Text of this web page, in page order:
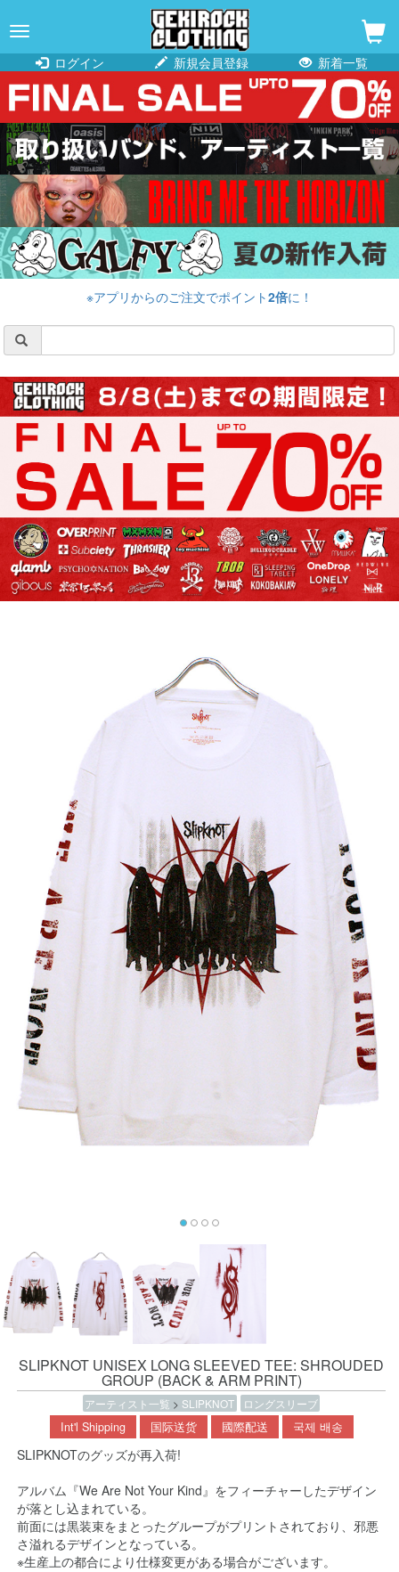
navigation
ログイン
新規会員登録 新着一覧
※アプリからのご注文でポイント2倍に！
SLIPKNOT UNISEX LONG SLEEVED TEE: SHROUDED
GROUP (BACK & ARM PRINT)
アーティスト一覧 > SLIPKNOT ロングスリーブ
Int'l Shipping 国际送货 國際配送 국제 배송
SLIPKNOTのグッズが再入荷!
アルバム『We Are Not Your Kind』をフィーチャーしたデザイン
が落とし込まれている。
前面には黒装束をまとったグループがプリントされており、邪悪
さ溢れるデザインとなっている。
※生産上の都合により仕様変更がある場合がございます。